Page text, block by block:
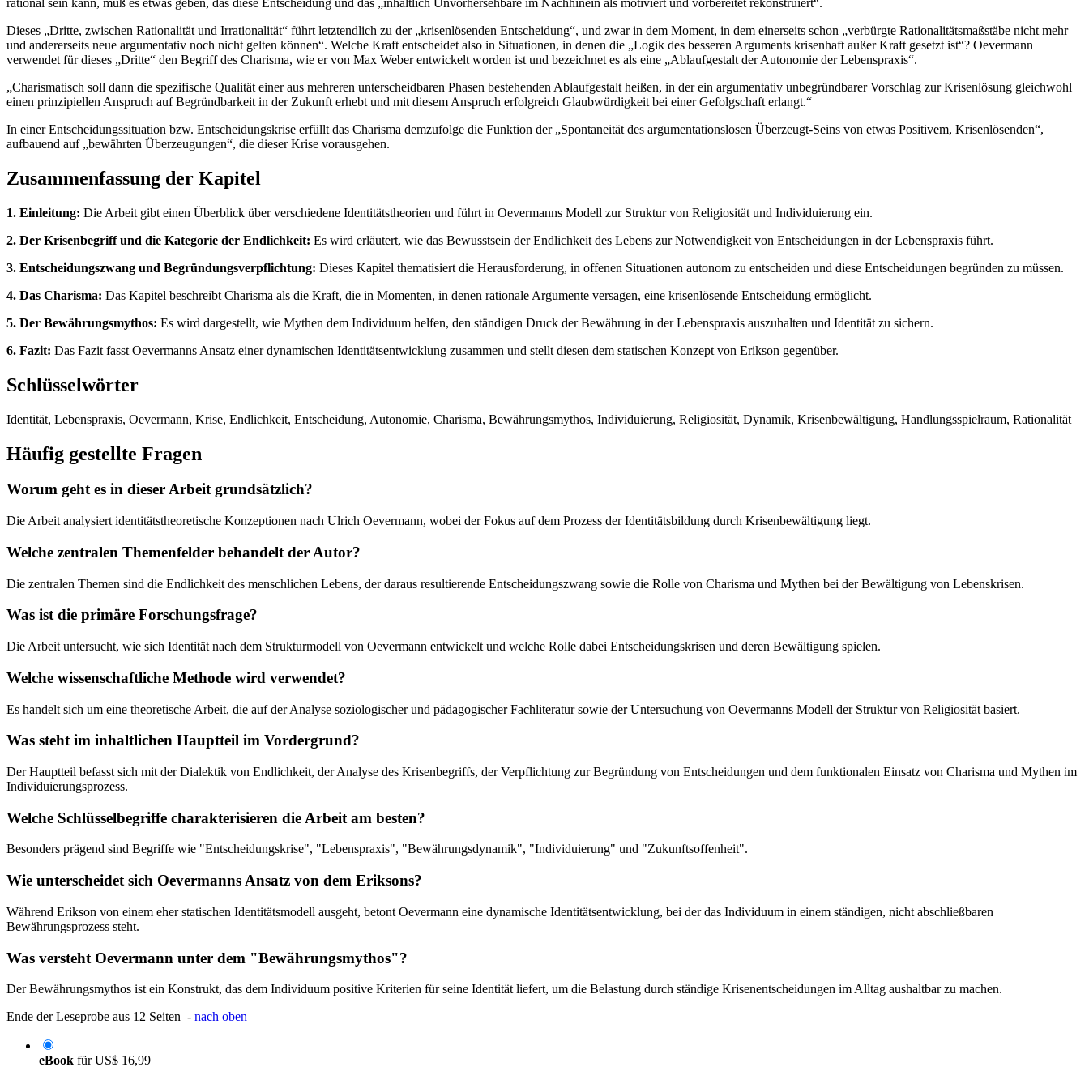
rational sein kann, muß es etwas geben, das diese Entscheidung und das „inhaltlich Unvorhersehbare im Nachhinein als motiviert und vorbereitet rekonstruiert“.
Dieses „Dritte, zwischen Rationalität und Irrationalität“ führt letztendlich zu der „krisenlösenden Entscheidung“, und zwar in dem Moment, in dem einerseits schon „verbürgte Rationalitätsmaßstäbe nicht mehr
und andererseits neue argumentativ noch nicht gelten können“. Welche Kraft entscheidet also in Situationen, in denen die „Logik des besseren Arguments krisenhaft außer Kraft gesetzt ist“? Oevermann
verwendet für dieses „Dritte“ den Begriff des Charisma, wie er von Max Weber entwickelt worden ist und bezeichnet es als eine „Ablaufgestalt der Autonomie der Lebenspraxis“.
„Charismatisch soll dann die spezifische Qualität einer aus mehreren unterscheidbaren Phasen bestehenden Ablaufgestalt heißen, in der ein argumentativ unbegründbarer Vorschlag zur Krisenlösung gleichwohl
einen prinzipiellen Anspruch auf Begründbarkeit in der Zukunft erhebt und mit diesem Anspruch erfolgreich Glaubwürdigkeit bei einer Gefolgschaft erlangt.“
In einer Entscheidungssituation bzw. Entscheidungskrise erfüllt das Charisma demzufolge die Funktion der „Spontaneität des argumentationslosen Überzeugt-Seins von etwas Positivem, Krisenlösenden“,
aufbauend auf „bewährten Überzeugungen“, die dieser Krise vorausgehen.
Zusammenfassung der Kapitel
1. Einleitung: Die Arbeit gibt einen Überblick über verschiedene Identitätstheorien und führt in Oevermanns Modell zur Struktur von Religiosität und Individuierung ein.
2. Der Krisenbegriff und die Kategorie der Endlichkeit: Es wird erläutert, wie das Bewusstsein der Endlichkeit des Lebens zur Notwendigkeit von Entscheidungen in der Lebenspraxis führt.
3. Entscheidungszwang und Begründungsverpflichtung: Dieses Kapitel thematisiert die Herausforderung, in offenen Situationen autonom zu entscheiden und diese Entscheidungen begründen zu müssen.
4. Das Charisma: Das Kapitel beschreibt Charisma als die Kraft, die in Momenten, in denen rationale Argumente versagen, eine krisenlösende Entscheidung ermöglicht.
5. Der Bewährungsmythos: Es wird dargestellt, wie Mythen dem Individuum helfen, den ständigen Druck der Bewährung in der Lebenspraxis auszuhalten und Identität zu sichern.
6. Fazit: Das Fazit fasst Oevermanns Ansatz einer dynamischen Identitätsentwicklung zusammen und stellt diesen dem statischen Konzept von Erikson gegenüber.
Schlüsselwörter
Identität, Lebenspraxis, Oevermann, Krise, Endlichkeit, Entscheidung, Autonomie, Charisma, Bewährungsmythos, Individuierung, Religiosität, Dynamik, Krisenbewältigung, Handlungsspielraum, Rationalität
Häufig gestellte Fragen
Worum geht es in dieser Arbeit grundsätzlich?
Die Arbeit analysiert identitätstheoretische Konzeptionen nach Ulrich Oevermann, wobei der Fokus auf dem Prozess der Identitätsbildung durch Krisenbewältigung liegt.
Welche zentralen Themenfelder behandelt der Autor?
Die zentralen Themen sind die Endlichkeit des menschlichen Lebens, der daraus resultierende Entscheidungszwang sowie die Rolle von Charisma und Mythen bei der Bewältigung von Lebenskrisen.
Was ist die primäre Forschungsfrage?
Die Arbeit untersucht, wie sich Identität nach dem Strukturmodell von Oevermann entwickelt und welche Rolle dabei Entscheidungskrisen und deren Bewältigung spielen.
Welche wissenschaftliche Methode wird verwendet?
Es handelt sich um eine theoretische Arbeit, die auf der Analyse soziologischer und pädagogischer Fachliteratur sowie der Untersuchung von Oevermanns Modell der Struktur von Religiosität basiert.
Was steht im inhaltlichen Hauptteil im Vordergrund?
Der Hauptteil befasst sich mit der Dialektik von Endlichkeit, der Analyse des Krisenbegriffs, der Verpflichtung zur Begründung von Entscheidungen und dem funktionalen Einsatz von Charisma und Mythen im
Individuierungsprozess.
Welche Schlüsselbegriffe charakterisieren die Arbeit am besten?
Besonders prägend sind Begriffe wie "Entscheidungskrise", "Lebenspraxis", "Bewährungsdynamik", "Individuierung" und "Zukunftsoffenheit".
Wie unterscheidet sich Oevermanns Ansatz von dem Eriksons?
Während Erikson von einem eher statischen Identitätsmodell ausgeht, betont Oevermann eine dynamische Identitätsentwicklung, bei der das Individuum in einem ständigen, nicht abschließbaren
Bewährungsprozess steht.
Was versteht Oevermann unter dem "Bewährungsmythos"?
Der Bewährungsmythos ist ein Konstrukt, das dem Individuum positive Kriterien für seine Identität liefert, um die Belastung durch ständige Krisenentscheidungen im Alltag aushaltbar zu machen.
Ende der Leseprobe aus 12 Seiten - nach oben
eBook fürUS$ 16,99